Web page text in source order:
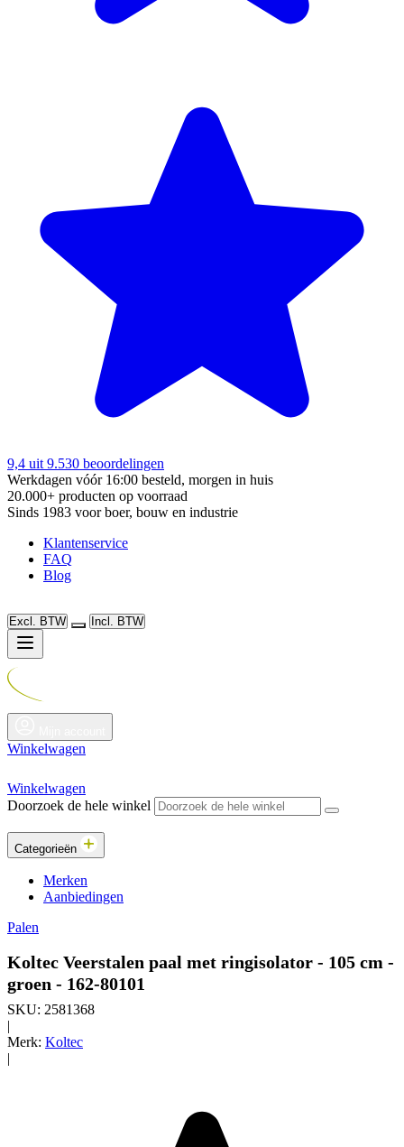
9,4 uit 9.530 beoordelingen
Werkdagen vóór 16:00 besteld, morgen in huis
20.000+ producten op voorraad
Sinds 1983 voor boer, bouw en industrie
Klantenservice
FAQ
Blog
Excl. BTW Incl. BTW
Winkelwagen
Winkelwagen
Doorzoek de hele winkel
Categorieën
Merken
Aanbiedingen
Palen
Koltec Veerstalen paal met ringisolator - 105 cm -
groen - 162-80101
SKU: 2581368
|
Merk: Koltec
|